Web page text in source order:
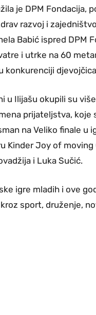
je DPM Fondacija,
razvoj i
Babić ispred DPM
i utrke na 60
konkurenciji
u Ilijašu okupili su
prijateljstva, koje
na Veliko finale u
Kinder Joy of
i Luka Sučić.
igre mladih i ove
sport, druženje,